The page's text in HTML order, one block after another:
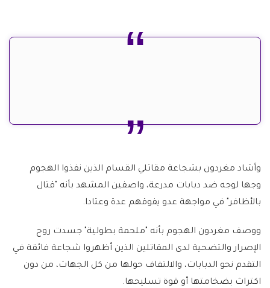
وأشاد مغردون بشجاعة مقاتلي القسام الذين نفذوا الهجوم
وجها لوجه ضد دبابات مدرعة، واصفين المشهد بأنه "قتال
بالأظافر" في مواجهة عدو يفوقهم عدة وعتادا.
ووصف مغردون الهجوم بأنه "ملحمة بطولية" جسدت روح
الإصرار والتضحية لدى المقاتلين الذين أظهروا شجاعة فائقة في
التقدم نحو الدبابات، والالتفاف حولها من كل الجهات، من دون
اكتراث بضخامتها أو قوة تسليحها.